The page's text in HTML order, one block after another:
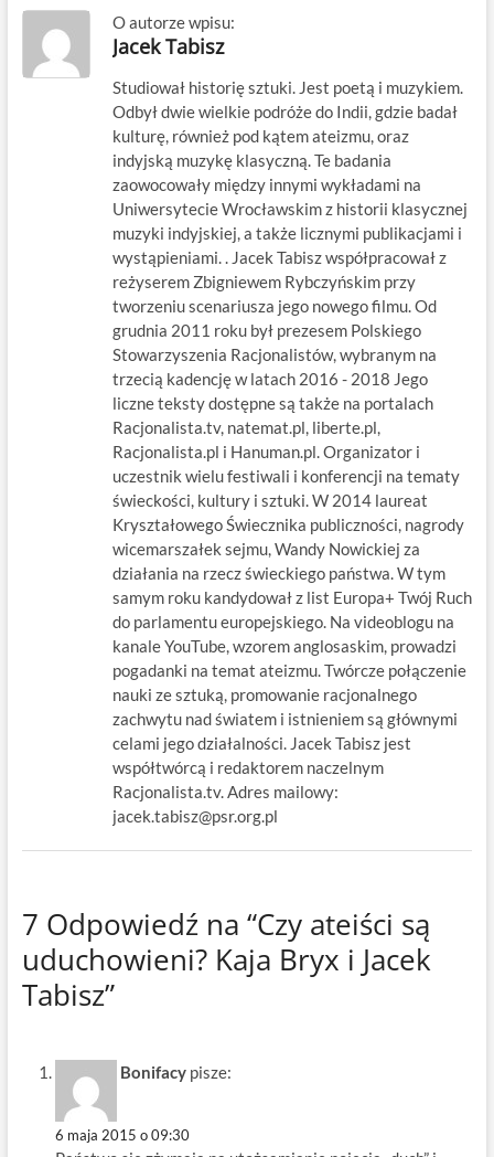
O autorze wpisu:
Jacek Tabisz
Studiował historię sztuki. Jest poetą i muzykiem.
Odbył dwie wielkie podróże do Indii, gdzie badał
kulturę, również pod kątem ateizmu, oraz
indyjską muzykę klasyczną. Te badania
zaowocowały między innymi wykładami na
Uniwersytecie Wrocławskim z historii klasycznej
muzyki indyjskiej, a także licznymi publikacjami i
wystąpieniami. . Jacek Tabisz współpracował z
reżyserem Zbigniewem Rybczyńskim przy
tworzeniu scenariusza jego nowego filmu. Od
grudnia 2011 roku był prezesem Polskiego
Stowarzyszenia Racjonalistów, wybranym na
trzecią kadencję w latach 2016 - 2018 Jego
liczne teksty dostępne są także na portalach
Racjonalista.tv, natemat.pl, liberte.pl,
Racjonalista.pl i Hanuman.pl. Organizator i
uczestnik wielu festiwali i konferencji na tematy
świeckości, kultury i sztuki. W 2014 laureat
Kryształowego Świecznika publiczności, nagrody
wicemarszałek sejmu, Wandy Nowickiej za
działania na rzecz świeckiego państwa. W tym
samym roku kandydował z list Europa+ Twój Ruch
do parlamentu europejskiego. Na videoblogu na
kanale YouTube, wzorem anglosaskim, prowadzi
pogadanki na temat ateizmu. Twórcze połączenie
nauki ze sztuką, promowanie racjonalnego
zachwytu nad światem i istnieniem są głównymi
celami jego działalności. Jacek Tabisz jest
współtwórcą i redaktorem naczelnym
Racjonalista.tv. Adres mailowy:
jacek.tabisz@psr.org.pl
7 Odpowiedź na “Czy ateiści są
uduchowieni? Kaja Bryx i Jacek
Tabisz”
Bonifacy pisze:
6 maja 2015 o 09:30